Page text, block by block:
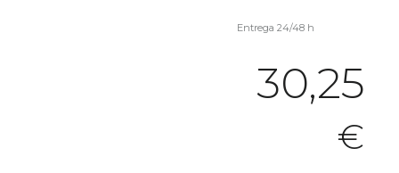
Entrega 24/48 h
30,25
€